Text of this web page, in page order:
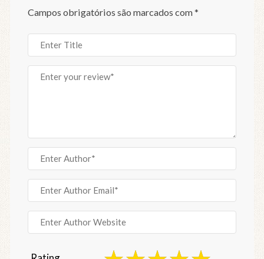
Campos obrigatórios são marcados com*